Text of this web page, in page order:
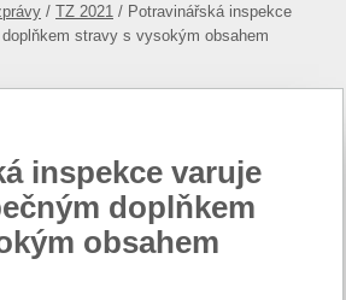
TZ 2021
Potravinářská inspekce
stravy s vysokým obsahem
inspekce varuje
doplňkem
obsahem